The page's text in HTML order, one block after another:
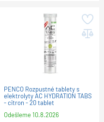
PENCO Rozpustné tablety s
elektrolyty AC HYDRATION TABS
- citron - 20 tablet
Odešleme10.8.2026